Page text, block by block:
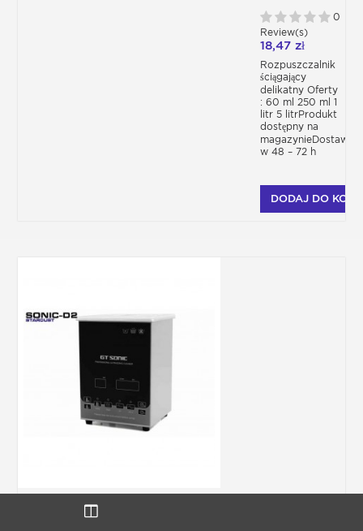
0
Review(s)
18,47 zł
Rozpuszczalnik
ściągający
delikatny Oferty
: 60 ml 250 ml 1
litr 5 litrProdukt
dostępny na
magazynieDostawa
w 48 – 72 h
DODAJ DO